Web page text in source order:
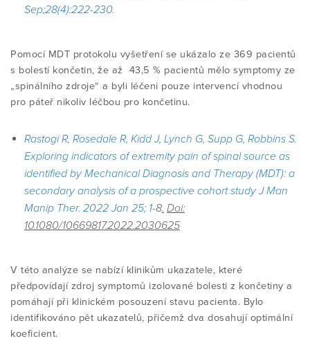
Sep;28(4):222-230.
Pomocí MDT protokolu vyšetření se ukázalo ze 369 pacientů
s bolestí končetin, že až 43,5 % pacientů mělo symptomy ze
„spinálního zdroje“ a byli léčeni pouze intervencí vhodnou
pro páteř nikoliv léčbou pro končetinu.
Rastogi R, Rosedale R, Kidd J, Lynch G, Supp G, Robbins S.
Exploring indicators of extremity pain of spinal source as
identified by Mechanical Diagnosis and Therapy (MDT): a
secondary analysis of a prospective cohort study J Man
Manip Ther. 2022 Jan 25; 1-8. Doi:
10.1080/10669817.2022.2030625
V této analýze se nabízí klinikům ukazatele, které
předpovídají zdroj symptomů izolované bolesti z končetiny a
pomáhají při klinickém posouzení stavu pacienta. Bylo
identifikováno pět ukazatelů, přičemž dva dosahují optimální
koeficient.